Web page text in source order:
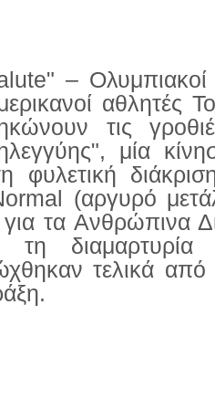
– Ολυμπιακοί
αθλητές
τις
μία
φυλετική
(αργυρό
τα Ανθρώπινα
τη
τελικά